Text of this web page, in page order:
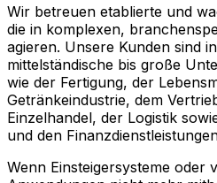
Wir betreuen etablierte und
die in komplexen,
agieren. Unsere Kunden sind
mittelständische bis große
wie der Fertigung, der
Getränkeindustrie, dem
Einzelhandel, der Logistik
und den
Wenn Einsteigersysteme oder